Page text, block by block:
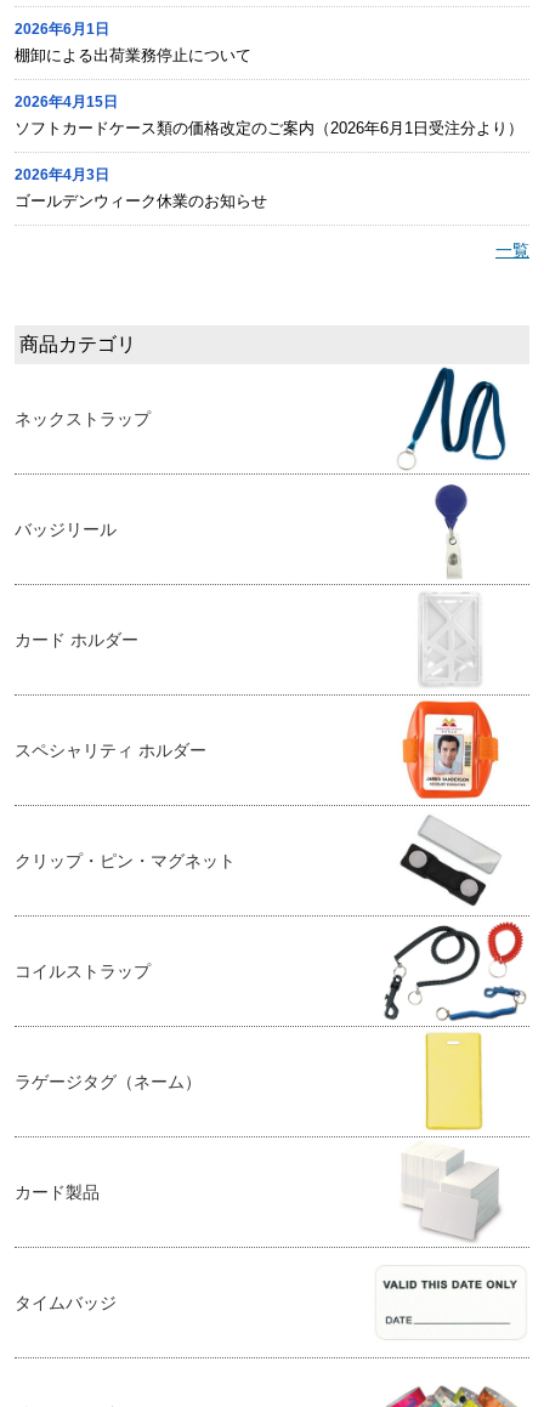
2026年6月1日
棚卸による出荷業務停止について
2026年4月15日
ソフトカードケース類の価格改定のご案内（2026年6月1日受注分より）
2026年4月3日
ゴールデンウィーク休業のお知らせ
一覧
商品カテゴリ
ネックストラップ
バッジリール
カード ホルダー
スペシャリティ ホルダー
クリップ・ピン・マグネット
コイルストラップ
ラゲージタグ（ネーム）
カード製品
タイムバッジ